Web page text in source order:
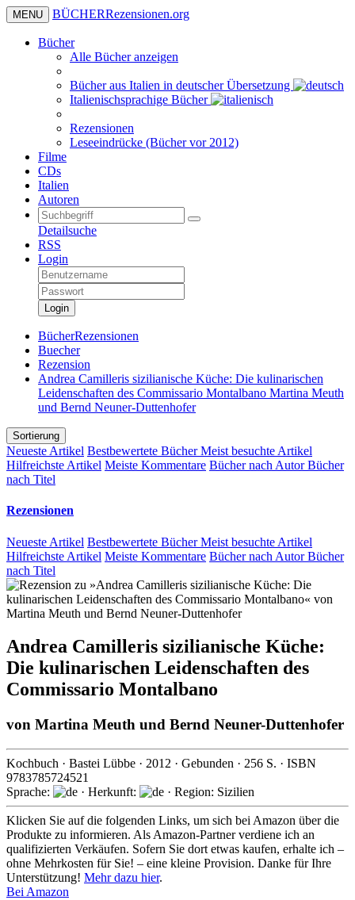
MENU BÜCHERRezensionen.org
Bücher
Alle Bücher anzeigen
Bücher aus Italien in deutscher Übersetzung
Italienischsprachige Bücher
Rezensionen
Leseeindrücke (Bücher vor 2012)
Filme
CDs
Italien
Autoren
Detailsuche
RSS
Login
Login
BücherRezensionen
Buecher
Rezension
Andrea Camilleris sizilianische Küche: Die kulinarischen
Leidenschaften des Commissario Montalbano Martina Meuth
und Bernd Neuner-Duttenhofer
Sortierung
Neueste Artikel Bestbewertete BücherMeist besuchte Artikel
Hilfreichste Artikel Meiste Kommentare Bücher nach AutorBücher
nach Titel
Rezensionen
Neueste Artikel Bestbewertete BücherMeist besuchte Artikel
Hilfreichste Artikel Meiste Kommentare Bücher nach AutorBücher
nach Titel
Andrea Camilleris sizilianische Küche:
Die kulinarischen Leidenschaften des
Commissario Montalbano
von Martina Meuth und Bernd Neuner-Duttenhofer
Kochbuch · Bastei Lübbe · 2012 · Gebunden · 256 S. · ISBN
9783785724521
Sprache:
· Herkunft: · Region: Sizilien
Klicken Sie auf die folgenden Links, um sich bei Amazon über die
Produkte zu informieren. Als Amazon-Partner verdiene ich an
qualifizierten Verkäufen. Sofern Sie dort etwas kaufen, erhalte ich –
ohne Mehrkosten für Sie! – eine kleine Provision. Danke für Ihre
Unterstützung! Mehr dazu hier.
Bei Amazon